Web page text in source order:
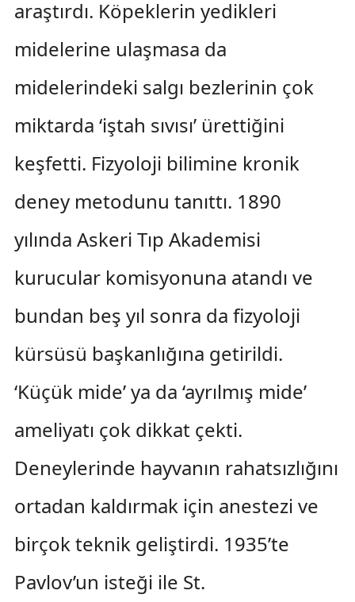
araştırdı. Köpeklerin yedikleri
midelerine ulaşmasa da
midelerindeki salgı bezlerinin çok
miktarda ‘iştah sıvısı’ ürettiğini
keşfetti. Fizyoloji bilimine kronik
deney metodunu tanıttı. 1890
yılında Askeri Tıp Akademisi
kurucular komisyonuna atandı ve
bundan beş yıl sonra da fizyoloji
kürsüsü başkanlığına getirildi.
‘Küçük mide’ ya da ‘ayrılmış mide’
ameliyatı çok dikkat çekti.
Deneylerinde hayvanın rahatsızlığını
ortadan kaldırmak için anestezi ve
birçok teknik geliştirdi. 1935’te
Pavlov’un isteği ile St.